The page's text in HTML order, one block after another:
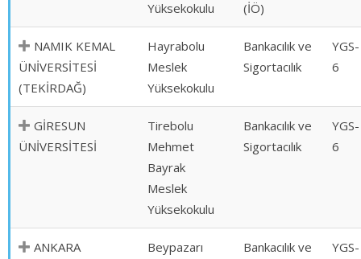
Yüksekokulu
(İÖ)
NAMIK KEMAL
ÜNİVERSİTESİ
(TEKİRDAĞ)
Hayrabolu
Meslek
Yüksekokulu
Bankacılık ve
Sigortacılık
YGS-
6
GİRESUN
ÜNİVERSİTESİ
Tirebolu
Mehmet
Bayrak
Meslek
Yüksekokulu
Bankacılık ve
Sigortacılık
YGS-
6
ANKARA
Beypazarı
Bankacılık ve
YGS-